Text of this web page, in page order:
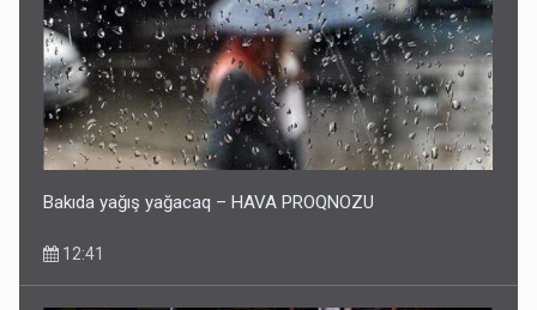
Bakıda yağış yağacaq – HAVA PROQNOZU
12:41